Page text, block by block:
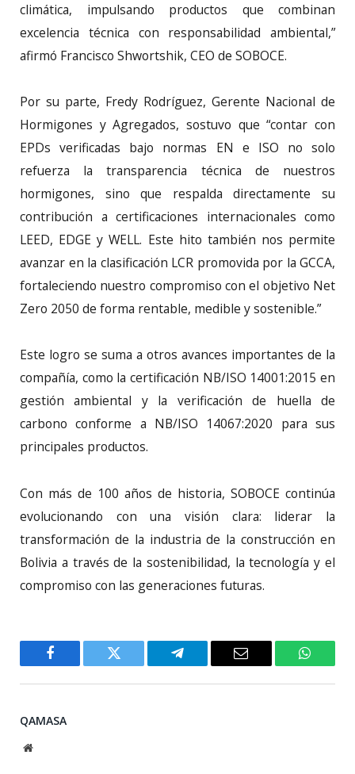
climática, impulsando productos que combinan
excelencia técnica con responsabilidad ambiental,”
afirmó Francisco Shwortshik, CEO de SOBOCE.
Por su parte, Fredy Rodríguez, Gerente Nacional de
Hormigones y Agregados, sostuvo que “contar con
EPDs verificadas bajo normas EN e ISO no solo
refuerza la transparencia técnica de nuestros
hormigones, sino que respalda directamente su
contribución a certificaciones internacionales como
LEED, EDGE y WELL. Este hito también nos permite
avanzar en la clasificación LCR promovida por la GCCA,
fortaleciendo nuestro compromiso con el objetivo Net
Zero 2050 de forma rentable, medible y sostenible.”
Este logro se suma a otros avances importantes de la
compañía, como la certificación NB/ISO 14001:2015 en
gestión ambiental y la verificación de huella de
carbono conforme a NB/ISO 14067:2020 para sus
principales productos.
Con más de 100 años de historia, SOBOCE continúa
evolucionando con una visión clara: liderar la
transformación de la industria de la construcción en
Bolivia a través de la sostenibilidad, la tecnología y el
compromiso con las generaciones futuras.
Facebook Twitter Telegram Email
QAMASA
Website